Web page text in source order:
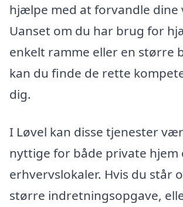
hjælpe med at forvandle dine
Uanset om du har brug for
enkelt ramme eller en større
kan du finde de rette
dig.
I Løvel kan disse tjenester
nyttige for både private hjem
erhvervslokaler. Hvis du står
større indretningsopgave,